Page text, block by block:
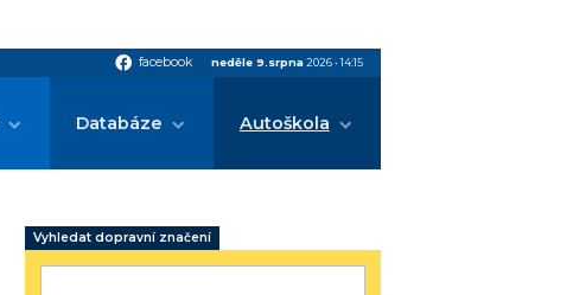
facebook facebook neděle 9.srpna 2026•14:15
Databáze Autoškola
Vyhledat dopravní značení